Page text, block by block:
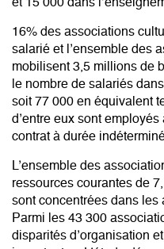
et 15 000 dans
16% des associations
salarié et l’ensemble des
mobilisent 3,5 millions de
le nombre de salariés
soit 77 000 en équivalent
d’entre eux sont
contrat à durée
L’ensemble des
ressources courantes de
sont concentrées dans les
Parmi les 43 300
disparités d’organisation